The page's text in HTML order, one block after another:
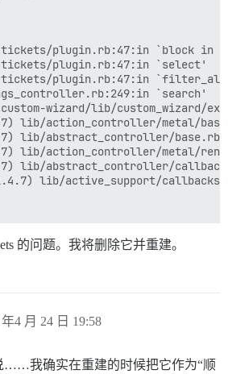
tickets/plugin.rb:47:in `block in
tickets/plugin.rb:47:in `select'
tickets/plugin.rb:47:in
`search'
wizard/lib/custom_wizard/
lib/action_controller/metal/
lib/abstract_controller/
lib/action_controller/metal/
lib/abstract_controller/
lib/active_support/
的问题。我将删除它并重建。
年4 月 24 日 19:58
……我确实在重建的时候把它作为“顺